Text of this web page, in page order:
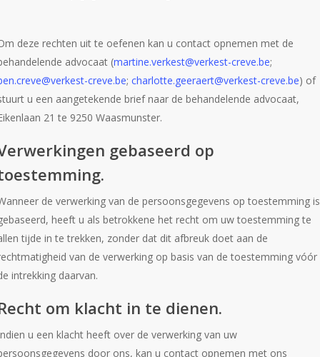
deze rechten uit te oefenen kan u contact opnemen met de
advocaat (martine.verkest@verkest-creve.be;
creve.be; charlotte.geeraert@verkest-creve.be) of
u een aangetekende brief naar de behandelende advocaat,
21 te 9250 Waasmunster.
gebaseerd op
de verwerking van de persoonsgegevens op toestemming is
heeft u als betrokkene het recht om uw toestemming te
tijde in te trekken, zonder dat dit afbreuk doet aan de
van de verwerking op basis van de toestemming vóór
intrekking daarvan.
om klacht in te dienen.
u een klacht heeft over de verwerking van uw
door ons, kan u contact opnemen met ons